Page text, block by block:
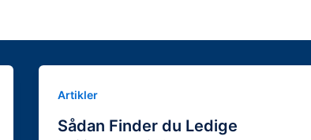
Artikler
Sådan Finder du Ledige